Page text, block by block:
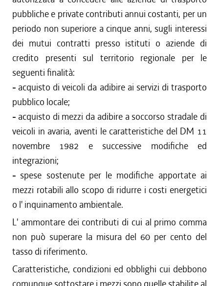
pubbliche e private contributi annui costanti, per un
periodo non superiore a cinque anni, sugli interessi
dei mutui contratti presso istituti o aziende di
credito presenti sul territorio regionale per le
seguenti finalità:
- acquisto di veicoli da adibire ai servizi di trasporto
pubblico locale;
- acquisto di mezzi da adibire a soccorso stradale di
veicoli in avaria, aventi le caratteristiche del DM 11
novembre 1982 e successive modifiche ed
integrazioni;
- spese sostenute per le modifiche apportate ai
mezzi rotabili allo scopo di ridurre i costi energetici
o l' inquinamento ambientale.
L' ammontare dei contributi di cui al primo comma
non può superare la misura del 60 per cento del
tasso di riferimento.
Caratteristiche, condizioni ed obblighi cui debbono